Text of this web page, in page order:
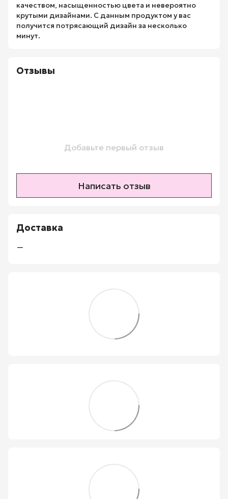
качеством, насыщенностью цвета и невероятно
крутыми дизайнами. С данным продуктом у вас
получится потрясающий дизайн за несколько
минут.
Отзывы
Добавьте первый отзыв
Написать отзыв
Доставка